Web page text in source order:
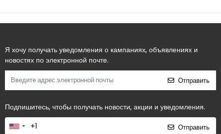
Я хочу получать уведомления о кампаниях, объявлениях и
новостях по электронной почте.
Отправить
Подпишитесь, чтобы получать новости, акции и уведомления.
Отправить